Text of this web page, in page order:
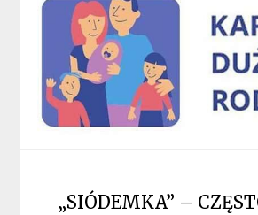
„SIÓDEMKA” –